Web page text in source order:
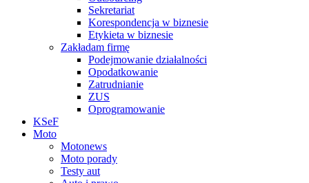
Sekretariat
Korespondencja w biznesie
Etykieta w biznesie
Zakładam firmę
Podejmowanie działalności
Opodatkowanie
Zatrudnianie
ZUS
Oprogramowanie
KSeF
Moto
Motonews
Moto porady
Testy aut